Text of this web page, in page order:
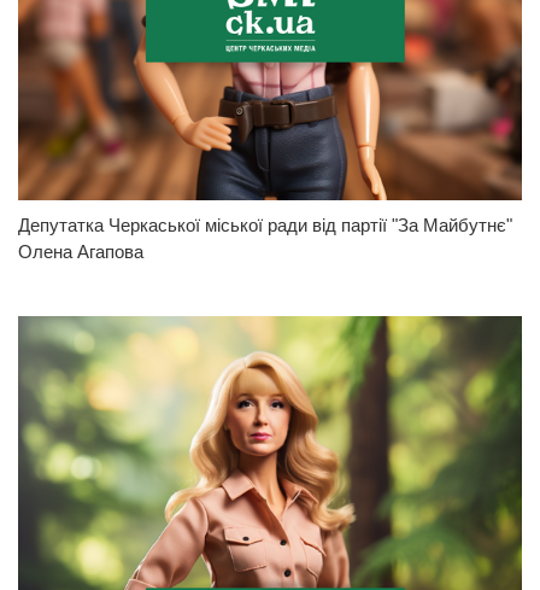
Депутатка Черкаської міської ради від партії "За Майбутнє"
Олена Агапова